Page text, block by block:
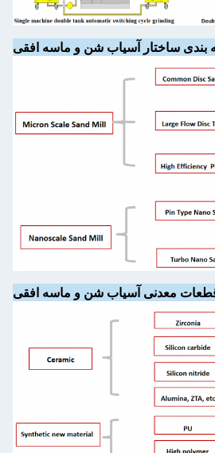
بندی ساختار آسیاب شن و ماسه افقی
معدنی آسیاب شن و ماسه افقی